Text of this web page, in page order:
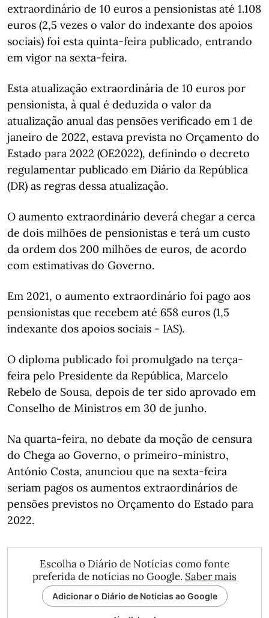
extraordinário de 10 euros a pensionistas até 1.108
euros (2,5 vezes o valor do indexante dos apoios
sociais) foi esta quinta-feira publicado, entrando
em vigor na sexta-feira.
Esta atualização extraordinária de 10 euros por
pensionista, à qual é deduzida o valor da
atualização anual das pensões verificado em 1 de
janeiro de 2022, estava prevista no Orçamento do
Estado para 2022 (OE2022), definindo o decreto
regulamentar publicado em Diário da República
(DR) as regras dessa atualização.
O aumento extraordinário deverá chegar a cerca
de dois milhões de pensionistas e terá um custo
da ordem dos 200 milhões de euros, de acordo
com estimativas do Governo.
Em 2021, o aumento extraordinário foi pago aos
pensionistas que recebem até 658 euros (1,5
indexante dos apoios sociais - IAS).
O diploma publicado foi promulgado na terça-
feira pelo Presidente da República, Marcelo
Rebelo de Sousa, depois de ter sido aprovado em
Conselho de Ministros em 30 de junho.
Na quarta-feira, no debate da moção de censura
do Chega ao Governo, o primeiro-ministro,
António Costa, anunciou que na sexta-feira
seriam pagos os aumentos extraordinários de
pensões previstos no Orçamento do Estado para
2022.
Escolha o Diário de Notícias como fonte
preferida de notícias no Google. Saber mais
Adicionar o Diário de Notícias ao Google